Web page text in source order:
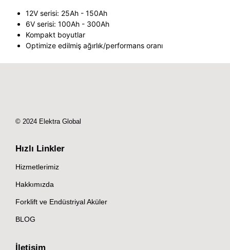
12V serisi: 25Ah - 150Ah
6V serisi: 100Ah - 300Ah
Kompakt boyutlar
Optimize edilmiş ağırlık/performans oranı
© 2024 Elektra Global
Hızlı Linkler
Hizmetlerimiz
Hakkımızda
Forklift ve Endüstriyal Aküler
BLOG
İletişim